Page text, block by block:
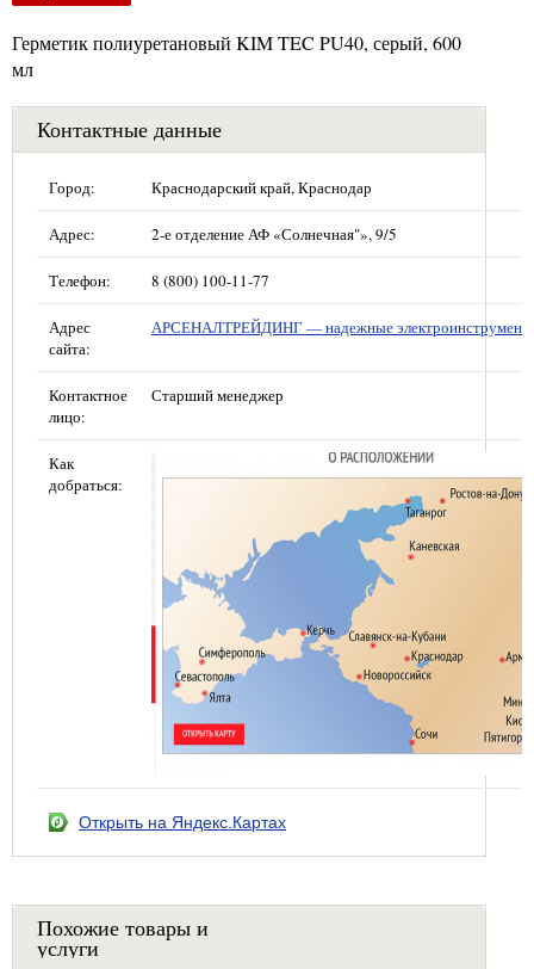
Герметик полиуретановый KIM TEC PU40, серый, 600
мл
Контактные данные
Город: Краснодарский край, Краснодар
Адрес: 2-е отделение АФ «Солнечная"», 9/5
Телефон: 8 (800) 100-11-77
Адрес
сайта:
АРСЕНАЛТРЕЙДИНГ — надежные
Контактное
лицо:
Старший менеджер
Как
добраться:
Открыть на Яндекс.Картах
Похожие товары и
услуги